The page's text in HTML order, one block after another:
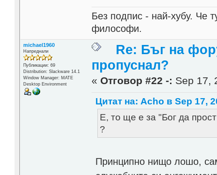
Без подпис - най-хубу. Че
философи.
michael1960
Напреднали
Публикации: 69
Distribution: Slackware 14.1
Window Manager: MATE
Desktop Environment
Re: Бъг на
пропуснал?
« Отговор #22 -: Sep 17,
Цитат на: Acho в Sep 17,
Е, то ще е за "Бог да
?
Принципно нищо лошо,